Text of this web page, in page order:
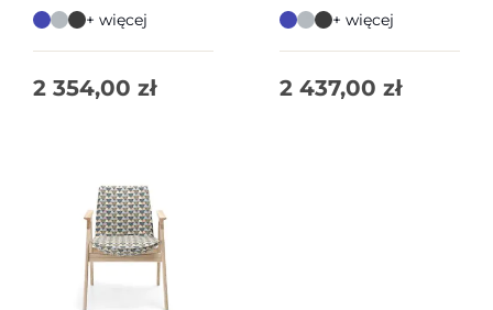
+ więcej
2 354,00 zł
+ więcej
2 437,00 zł